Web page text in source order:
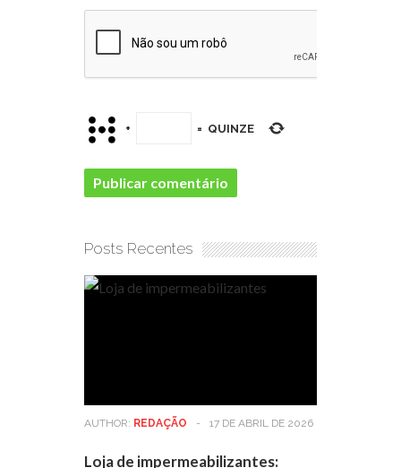
+ = QUINZE
Posts Recentes
AUTHOR: REDAÇÃO - 17 DE ABRIL DE 2026
Loja de impermeabilizantes: